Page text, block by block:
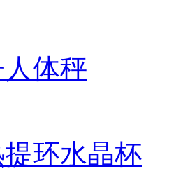
体秤
环水晶杯